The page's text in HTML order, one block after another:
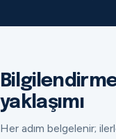
yaklaşımı
Her adım belgelenir;